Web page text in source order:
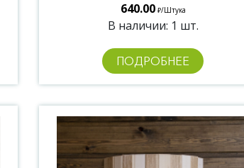
640.00 ₽/Штука
В наличии: 1 шт.
ПОДРОБНЕЕ